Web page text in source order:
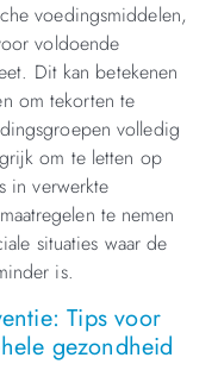
voedingsmiddelen,
voldoende
Dit kan betekenen
om tekorten te
volledig
om te letten op
in verwerkte
te nemen
situaties waar de
is.
Tips voor
gezondheid